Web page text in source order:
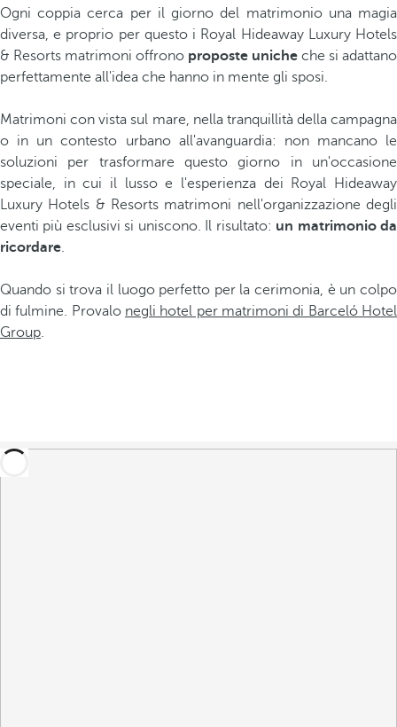
Ogni coppia cerca per il giorno del matrimonio una magia
diversa, e proprio per questo i Royal Hideaway Luxury Hotels
& Resorts matrimoni offrono proposte uniche che si adattano
perfettamente all'idea che hanno in mente gli sposi.
Matrimoni con vista sul mare, nella tranquillità della campagna
o in un contesto urbano all'avanguardia: non mancano le
soluzioni per trasformare questo giorno in un'occasione
speciale, in cui il lusso e l'esperienza dei Royal Hideaway
Luxury Hotels & Resorts matrimoni nell'organizzazione degli
eventi più esclusivi si uniscono. Il risultato: un matrimonio da
ricordare.
Quando si trova il luogo perfetto per la cerimonia, è un colpo
di fulmine. Provalo negli hotel per matrimoni di Barceló Hotel
Group.